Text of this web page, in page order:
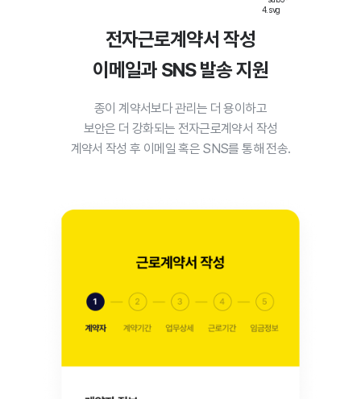
전자근로계약서 작성
이메일과 SNS 발송 지원
종이 계약서보다 관리는 더 용이하고
보안은 더 강화되는 전자근로계약서 작성
계약서 작성 후 이메일 혹은 SNS를 통해 전송.